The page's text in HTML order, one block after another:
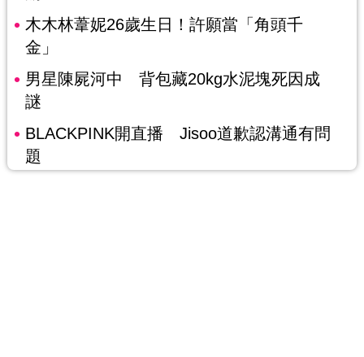
木木林葦妮26歲生日！許願當「角頭千
金」
男星陳屍河中 背包藏20kg水泥塊死因成
謎
BLACKPINK開直播 Jisoo道歉認溝通有問
題